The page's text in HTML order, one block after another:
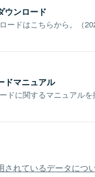
ウンロード
ードはこちらから。（
ドマニュアル
ドに関するマニュアルを
されているデータにつ